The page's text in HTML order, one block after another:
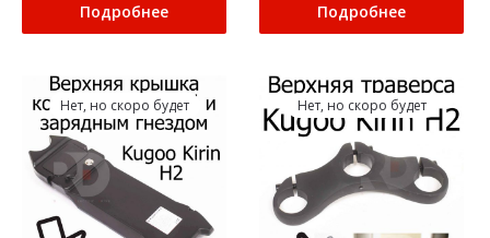
Подробнее Подробнее
Нет, но скоро будет Нет, но скоро будет